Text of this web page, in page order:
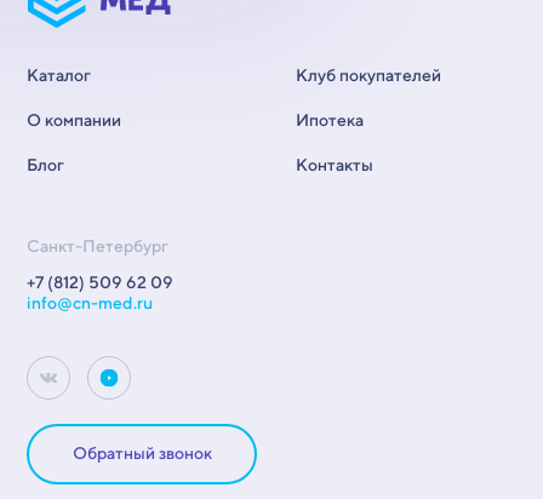
Каталог
О компании
Блог
Клуб покупателей
Ипотека
Контакты
Санкт-Петербург
+7 (812) 509 62 09
info@cn-med.ru
Обратный звонок